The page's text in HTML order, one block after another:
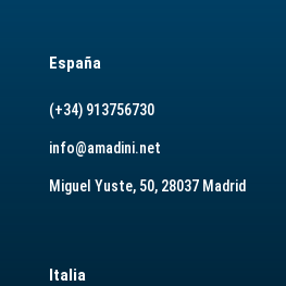
España
(+34) 913756730
info@amadini.net
Miguel Yuste, 50, 28037 Madrid
Italia